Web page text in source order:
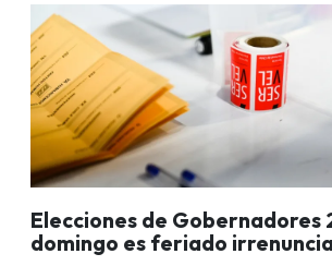
Elecciones de Gobernadores
domingo es feriado